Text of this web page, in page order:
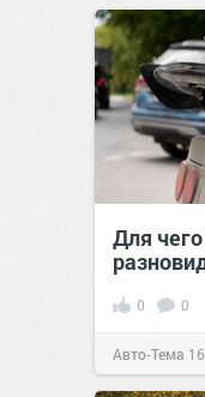
Для
0 0
Авто-Тема